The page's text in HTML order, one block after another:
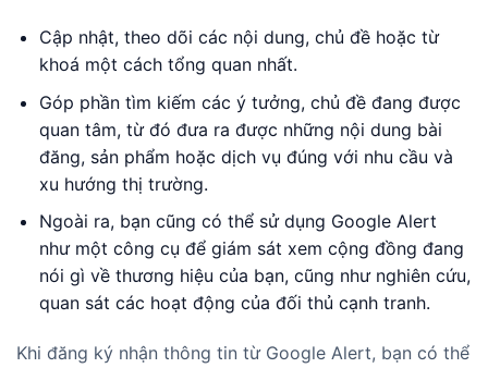
Cập nhật, theo dõi các nội dung, chủ đề hoặc từ
khoá một cách tổng quan nhất.
Góp phần tìm kiếm các ý tưởng, chủ đề đang được
quan tâm, từ đó đưa ra được những nội dung bài
đăng, sản phẩm hoặc dịch vụ đúng với nhu cầu và
xu hướng thị trường.
Ngoài ra, bạn cũng có thể sử dụng Google Alert
như một công cụ để giám sát xem cộng đồng đang
nói gì về thương hiệu của bạn, cũng như nghiên cứu,
quan sát các hoạt động của đối thủ cạnh tranh.
Khi đăng ký nhận thông tin từ Google Alert, bạn có thể